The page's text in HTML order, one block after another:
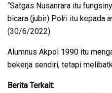
“Satgas Nusanrara itu
bicara (jubir) Polri itu kepada
(30/6/2022).
Alumnus Akpol 1990 itu
bekerja sendiri, tetapi
Berita Terkait: